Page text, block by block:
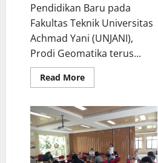
Pendidikan Baru pada
Fakultas Teknik Universitas
Achmad Yani (UNJANI),
Prodi Geomatika terus...
Read MoreRead
more
Teknik
Geomatika
Unjani
Adakan
Penandatanganan
Kerjasama